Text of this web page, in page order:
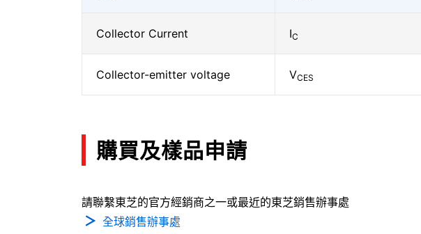
Collector Current IC
Collector-emitter voltage VCES
購買及樣品申請
請聯繫東芝的官方經銷商之一或最近的東芝銷售辦事處
全球銷售辦事處